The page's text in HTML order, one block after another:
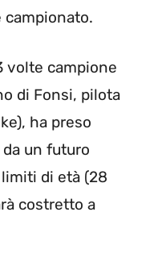
campionato.
volte campione
di Fonsi, pilota
ha preso
un futuro
di età (28
costretto a